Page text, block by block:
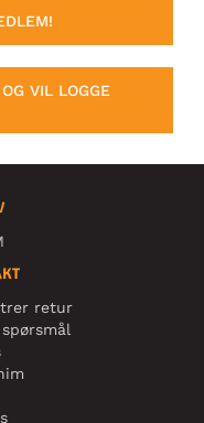
VIL LOGGE
retur